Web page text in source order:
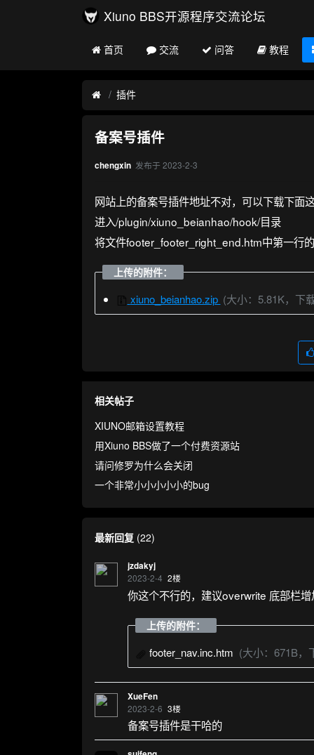
Xiuno BBS开源程序交流论坛
首页 交流 问答 教程
插件
备案号插件
chengxin 发布于 2023-2-3
网站上的备案号插件地址不对，可以下载下面
进入/plugin/xiuno_beianhao/hook/目录
将文件footer_footer_right_end.htm中第一行
上传的附件：
xiuno_beianhao.zip (大小：5.81K，下
相关帖子
XIUNO邮箱设置教程
用Xiuno BBS做了一个付费资源站
请问修罗为什么会关闭
一个非常小小小小小的bug
最新回复(22)
jzdakyj
2023-2-4 2楼
你这个不行的，建议overwrite 底部栏
上传的附件：
footer_nav.inc.htm (大小：671B，
XueFen
2023-2-6 3楼
备案号插件是干哈的